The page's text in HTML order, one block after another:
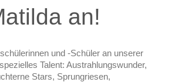
an!
und -Schüler an unserer
Talent: Austrahlungswunder,
Stars, Sprungriesen,